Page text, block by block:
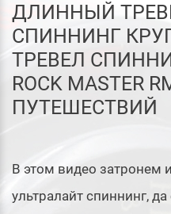
ДЛИННЫЙ
СПИННИНГ
ТРЕВЕЛ
ROCK MASTER
ПУТЕШЕСТВИЙ
В этом видео затронем
ультралайт спиннинг,